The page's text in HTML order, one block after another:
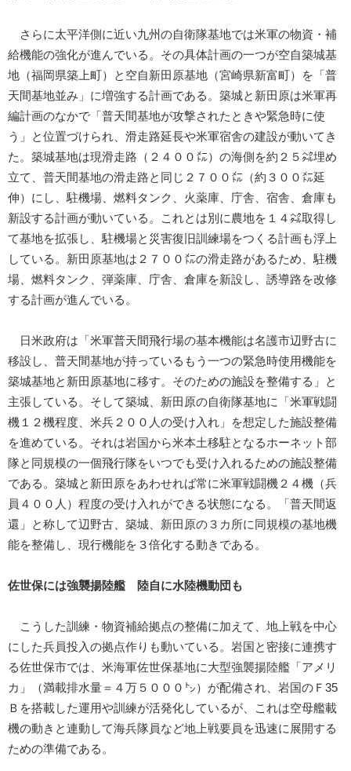
さらに太平洋側に近い九州の自衛隊基地では米軍の物資・補
給機能の強化が進んでいる。その具体計画の一つが空自築城基
地（福岡県築上町）と空自新田原基地（宮崎県新富町）を「普
天間基地並み」に増強する計画である。築城と新田原は米軍再
編計画のなかで「普天間基地が攻撃されたときや緊急時に使
う」と位置づけられ、滑走路延長や米軍宿舎の建設が動いてき
た。築城基地は現滑走路（２４００㍍）の海側を約２５㌶埋め
立て、普天間基地の滑走路と同じ２７００㍍（約３００㍍延
伸）にし、駐機場、燃料タンク、火薬庫、庁舎、宿舎、倉庫も
新設する計画が動いている。これとは別に農地を１４㌶取得し
て基地を拡張し、駐機場と災害復旧訓練場をつくる計画も浮上
している。新田原基地は２７００㍍の滑走路があるため、駐機
場、燃料タンク、弾薬庫、庁舎、倉庫を新設し、誘導路を改修
する計画が進んでいる。
日米政府は「米軍普天間飛行場の基本機能は名護市辺野古に
移設し、普天間基地が持っているもう一つの緊急時使用機能を
築城基地と新田原基地に移す。そのための施設を整備する」と
主張している。そして築城、新田原の自衛隊基地に「米軍戦闘
機１２機程度、米兵２００人の受け入れ」を想定した施設整備
を進めている。それは岩国から米本土移駐となるホーネット部
隊と同規模の一個飛行隊をいつでも受け入れるための施設整備
である。築城と新田原をあわせれば常に米軍戦闘機２４機（兵
員４００人）程度の受け入れができる状態になる。「普天間返
還」と称して辺野古、築城、新田原の３カ所に同規模の基地機
能を整備し、現行機能を３倍化する動きである。
佐世保には強襲揚陸艦 陸自に水陸機動団も
こうした訓練・物資補給拠点の整備に加えて、地上戦を中心
にした兵員投入の拠点作りも動いている。岩国と密接に連携す
る佐世保市では、米海軍佐世保基地に大型強襲揚陸艦「アメリ
カ」（満載排水量＝４万５０００㌧）が配備され、岩国のＦ35
Ｂを搭載した運用や訓練が活発化しているが、これは空母艦載
機の動きと連動して海兵隊員など地上戦要員を迅速に展開する
ための準備である。